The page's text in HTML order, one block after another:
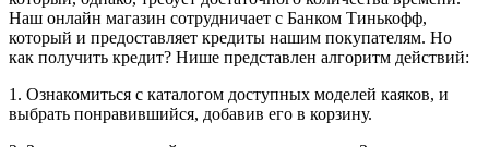
Наш онлайн магазин сотрудничает с Банком Тинькофф,
который и предоставляет кредиты нашим покупателям. Но
как получить кредит? Нише представлен алгоритм действий:
1. Ознакомиться с каталогом доступных моделей каяков, и
выбрать понравившийся, добавив его в корзину.